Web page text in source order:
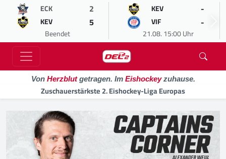
ECK 2
KEV 5
Beendet
KEV -
VIF -
21.08. 15:00 Uhr
Von Herzblutgetragen. Im Eishockeyzuhause.
Zuschauerstärkste 2. Eishockey-Liga Europas